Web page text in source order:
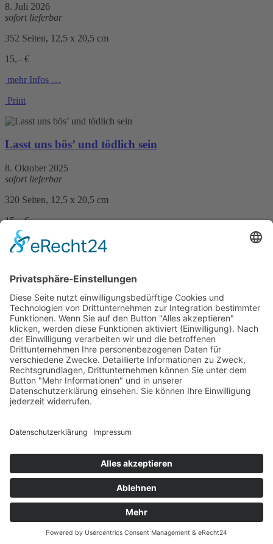
8. Juli 2026
sofort lieferbar
352 Seiten, 12,5 x 20,5 cm
15,– €
mehr Infos …
Print
Lasst uns bös’ und tödlich sein
8. Oktober 2025
sofort lieferbar
320 Seiten, 12,5 x 20,5 cm
15,– €
mehr Infos …
Tief unter der Alb
14. Februar 2024
sofort lieferbar
380 Seiten, 12,5 x 20,5 cm
15,– €
mehr Infos …
AGB
Sitemap
© 2026 Gmeiner-Verlag GmbH